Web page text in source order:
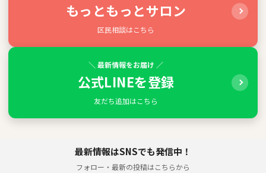
もっともっとサロン
区民相談はこちら
＼ 最新情報をお届け ／
公式LINEを登録
友だち追加はこちら
最新情報はSNSでも発信中！
フォロー・最新の投稿はこちらから